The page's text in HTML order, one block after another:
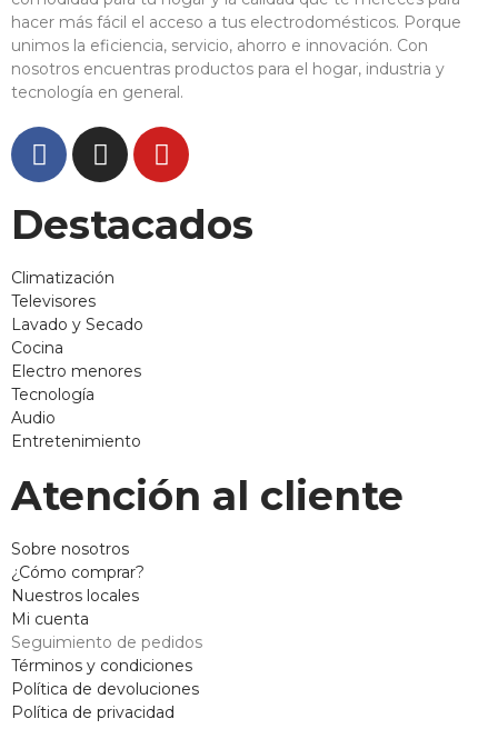
hacer más fácil el acceso a tus electrodomésticos. Porque
unimos la eficiencia, servicio, ahorro e innovación. Con
nosotros encuentras productos para el hogar, industria y
tecnología en general.
Destacados
Climatización
Televisores
Lavado y Secado
Cocina
Electro menores
Tecnología
Audio
Entretenimiento
Atención al cliente
Sobre nosotros
¿Cómo comprar?
Nuestros locales
Mi cuenta
Seguimiento de pedidos
Términos y condiciones
Política de devoluciones
Política de privacidad